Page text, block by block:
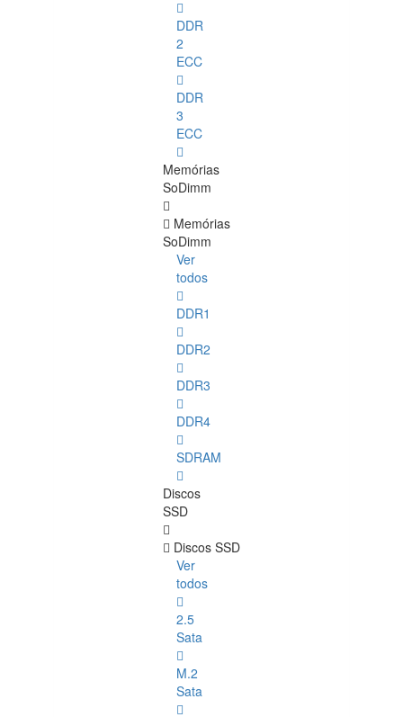
DDR
2
ECC
DDR
3
ECC
Memórias
SoDimm
Memórias
SoDimm
Ver
todos
DDR1
DDR2
DDR3
DDR4
SDRAM
Discos
SSD
Discos SSD
Ver
todos
2.5
Sata
M.2
Sata